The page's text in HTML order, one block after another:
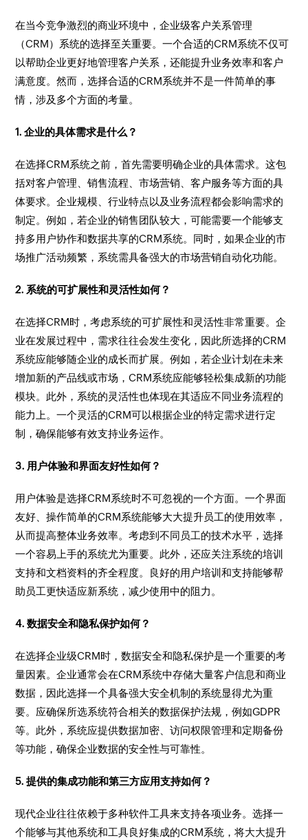
在当今竞争激烈的商业环境中，企业级客户关系管理
（CRM）系统的选择至关重要。一个合适的CRM系统不仅可
以帮助企业更好地管理客户关系，还能提升业务效率和客户
满意度。然而，选择合适的CRM系统并不是一件简单的事
情，涉及多个方面的考量。
1. 企业的具体需求是什么？
在选择CRM系统之前，首先需要明确企业的具体需求。这包
括对客户管理、销售流程、市场营销、客户服务等方面的具
体要求。企业规模、行业特点以及业务流程都会影响需求的
制定。例如，若企业的销售团队较大，可能需要一个能够支
持多用户协作和数据共享的CRM系统。同时，如果企业的市
场推广活动频繁，系统需具备强大的市场营销自动化功能。
2. 系统的可扩展性和灵活性如何？
在选择CRM时，考虑系统的可扩展性和灵活性非常重要。企
业在发展过程中，需求往往会发生变化，因此所选择的CRM
系统应能够随企业的成长而扩展。例如，若企业计划在未来
增加新的产品线或市场，CRM系统应能够轻松集成新的功能
模块。此外，系统的灵活性也体现在其适应不同业务流程的
能力上。一个灵活的CRM可以根据企业的特定需求进行定
制，确保能够有效支持业务运作。
3. 用户体验和界面友好性如何？
用户体验是选择CRM系统时不可忽视的一个方面。一个界面
友好、操作简单的CRM系统能够大大提升员工的使用效率，
从而提高整体业务效率。考虑到不同员工的技术水平，选择
一个容易上手的系统尤为重要。此外，还应关注系统的培训
支持和文档资料的齐全程度。良好的用户培训和支持能够帮
助员工更快适应新系统，减少使用中的阻力。
4. 数据安全和隐私保护如何？
在选择企业级CRM时，数据安全和隐私保护是一个重要的考
量因素。企业通常会在CRM系统中存储大量客户信息和商业
数据，因此选择一个具备强大安全机制的系统显得尤为重
要。应确保所选系统符合相关的数据保护法规，例如GDPR
等。此外，系统应提供数据加密、访问权限管理和定期备份
等功能，确保企业数据的安全性与可靠性。
5. 提供的集成功能和第三方应用支持如何？
现代企业往往依赖于多种软件工具来支持各项业务。选择一
个能够与其他系统和工具良好集成的CRM系统，将大大提升